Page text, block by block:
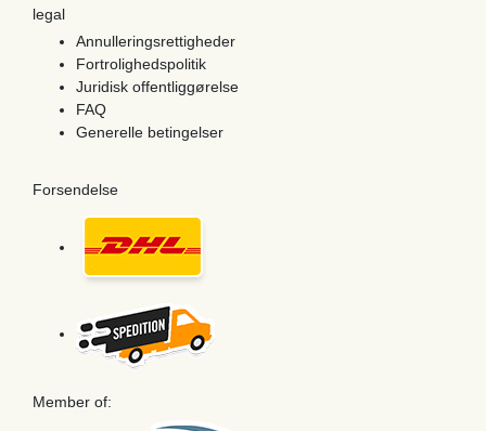
legal
Annulleringsrettigheder
Fortrolighedspolitik
Juridisk offentliggørelse
FAQ
Generelle betingelser
Forsendelse
Member of: